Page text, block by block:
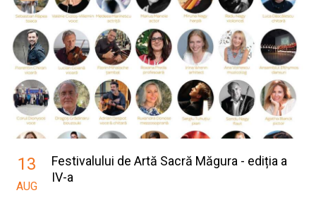
13
AUG
Festivalului de Artă Sacră Măgura - ediția a
IV-a